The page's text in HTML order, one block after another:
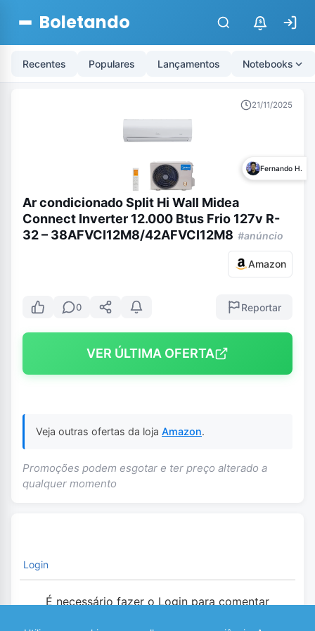
Boletando $
Recentes Populares Lançamentos Notebooks
21/11/2025
Fernando H.
Ar condicionado Split Hi Wall Midea
Connect Inverter 12.000 Btus Frio 127v R-
32 – 38AFVCI12M8/42AFVCI12M8 #anúncio
Amazon
0 Reportar
VER ÚLTIMA OFERTA
Veja outras ofertas da loja Amazon.
Promoções podem esgotar e ter preço alterado a
qualquer momento
Login
É necessário fazer o Login para comentar